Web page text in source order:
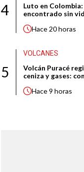
4
Luto en
encontrado sin
Hace20 horas
5
VOLCANES
Volcán Puracé
ceniza y gases:
Hace9 horas